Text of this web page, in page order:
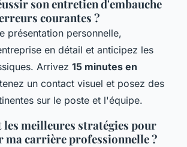
son entretien d'embauche
courantes ?
présentation personnelle,
en détail et anticipez les
Arrivez 15 minutes en
un contact visuel et posez des
sur le poste et l'équipe.
les meilleures stratégies pour
ma carrière professionnelle ?